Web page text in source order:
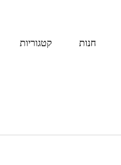
חנות קטגוריות